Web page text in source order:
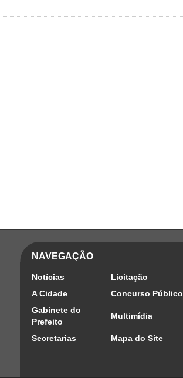
NAVEGAÇÃO
Notícias
Licitação
A Cidade
Concurso Público
Gabinete do
Prefeito
Multimídia
Secretarias Mapa do Site